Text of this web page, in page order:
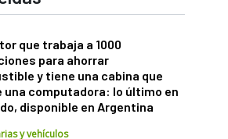
que trabaja a 1000
para ahorrar
y tiene una cabina que
una computadora: lo último en
disponible en Argentina
y vehículos